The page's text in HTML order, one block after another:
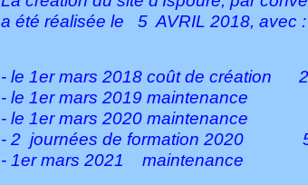
a été réalisée le 5 AVRIL 2018, avec :
- le 1er mars 2018 coût de création
- le 1er mars 2019 maintenance
- le 1er mars 2020 maintenance
- 2 journées de formation 2020
- 1er mars 2021 maintenance